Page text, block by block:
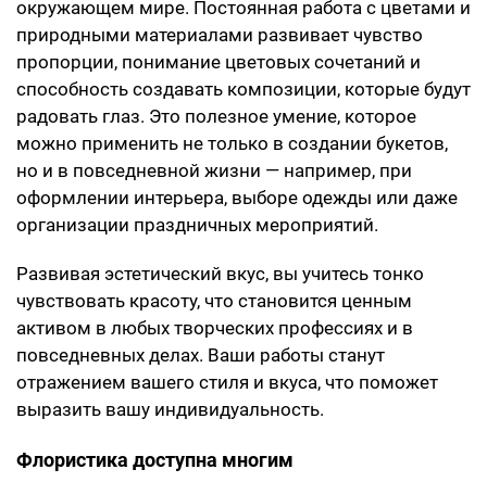
окружающем мире. Постоянная работа с цветами и
природными материалами развивает чувство
пропорции, понимание цветовых сочетаний и
способность создавать композиции, которые будут
радовать глаз. Это полезное умение, которое
можно применить не только в создании букетов,
но и в повседневной жизни — например, при
оформлении интерьера, выборе одежды или даже
организации праздничных мероприятий.
Развивая эстетический вкус, вы учитесь тонко
чувствовать красоту, что становится ценным
активом в любых творческих профессиях и в
повседневных делах. Ваши работы станут
отражением вашего стиля и вкуса, что поможет
выразить вашу индивидуальность.
Флористика доступна многим